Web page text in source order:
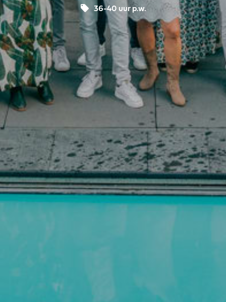
36-40 uur p.w.